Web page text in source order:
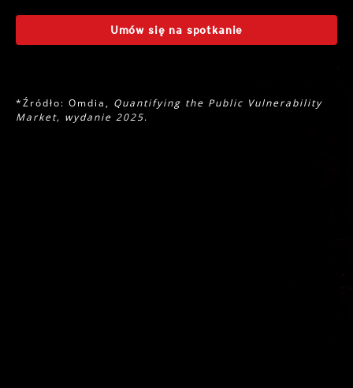
Umów się na spotkanie
*Źródło: Omdia, Quantifying the Public Vulnerability
Market, wydanie 2025.